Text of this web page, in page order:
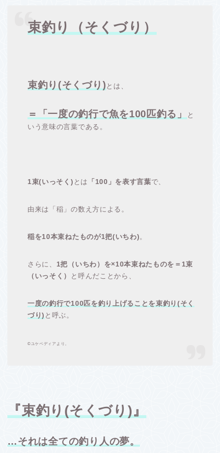
束釣り（そくづり）
束釣り(そくづり) とは、
＝「一度の釣行で魚を100匹釣る」
と
いう意味の言葉である。
1束(いっそく) とは 「100」を表す言葉で、
由来は「稲」の数え方による。
稲を10本束ねたものが1把(いちわ)。
さらに、 1把（いちわ）を×10本束ねたものを＝1束
（いっそく）
と呼んだことから、
一度の釣行で100匹を釣り上げることを束釣り(そく
づり) と呼ぶ。
©ユケペディアより。
『束釣り(そくづり)』
…それは全ての釣り人の夢。